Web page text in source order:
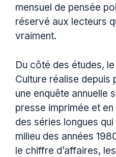
mensuel de pensée
réservé aux lecteurs
vraiment.
Du côté des études,
Culture réalise depuis
une enquête annuelle
presse imprimée et
des séries longues qui
milieu des années
le chiffre d’affaires,